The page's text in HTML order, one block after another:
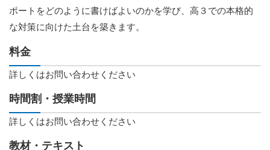
ポートをどのように書けばよいのかを学び、高３での本格的
な対策に向けた土台を築きます。
料金
詳しくはお問い合わせください
時間割・授業時間
詳しくはお問い合わせください
教材・テキスト